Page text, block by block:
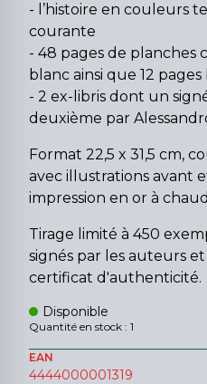
- l’histoire en couleurs
courante
- 48 pages de planches
blanc ainsi que 12
- 2 ex-libris dont un
deuxième par
Format 22,5 x 31,5 cm,
avec illustrations avant
impression en or à
Tirage limité à 450
signés par les auteurs
certificat d'authenticité.
Disponible
Quantité en stock : 1
EAN
4444000001319